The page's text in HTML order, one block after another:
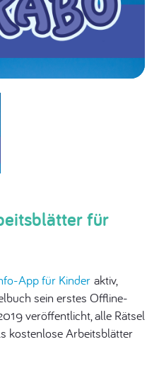
für
App für Kinder aktiv,
sein erstes Offline-
veröffentlicht, alle Rätsel
kostenlose Arbeitsblätter